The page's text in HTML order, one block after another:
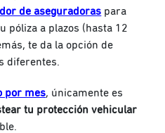
de aseguradoras para
póliza a plazos (hasta 12
te da la opción de
diferentes.
por mes, únicamente es
tu protección vehicular